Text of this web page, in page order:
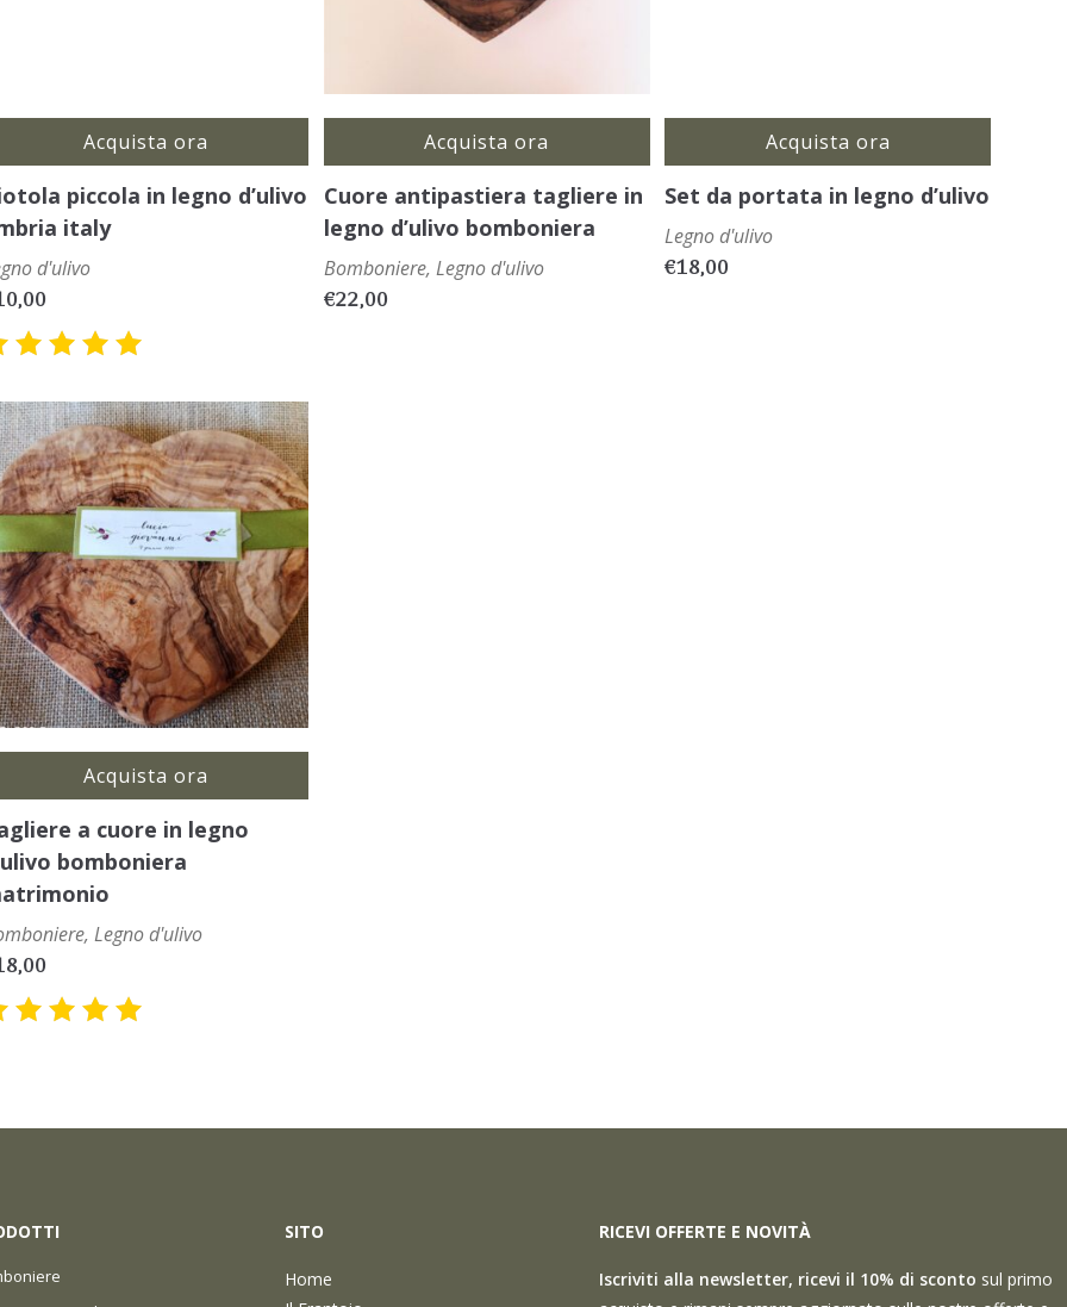
Acquista ora
piccola in legno d’ulivo
italy
d'ulivo
su
Acquista ora
Cuore antipastiera tagliere in
legno d’ulivo bomboniera
Bomboniere, Legno d'ulivo
€22,00
Acquista ora
Set da portata in legno d’ulivo
Legno d'ulivo
€18,00
Acquista ora
a cuore in legno
bomboniera
,Legno d'ulivo
SITO
Home
RICEVI OFFERTE E NOVITÀ
Iscriviti alla newsletter, ricevi il 10% di sconto sul primo